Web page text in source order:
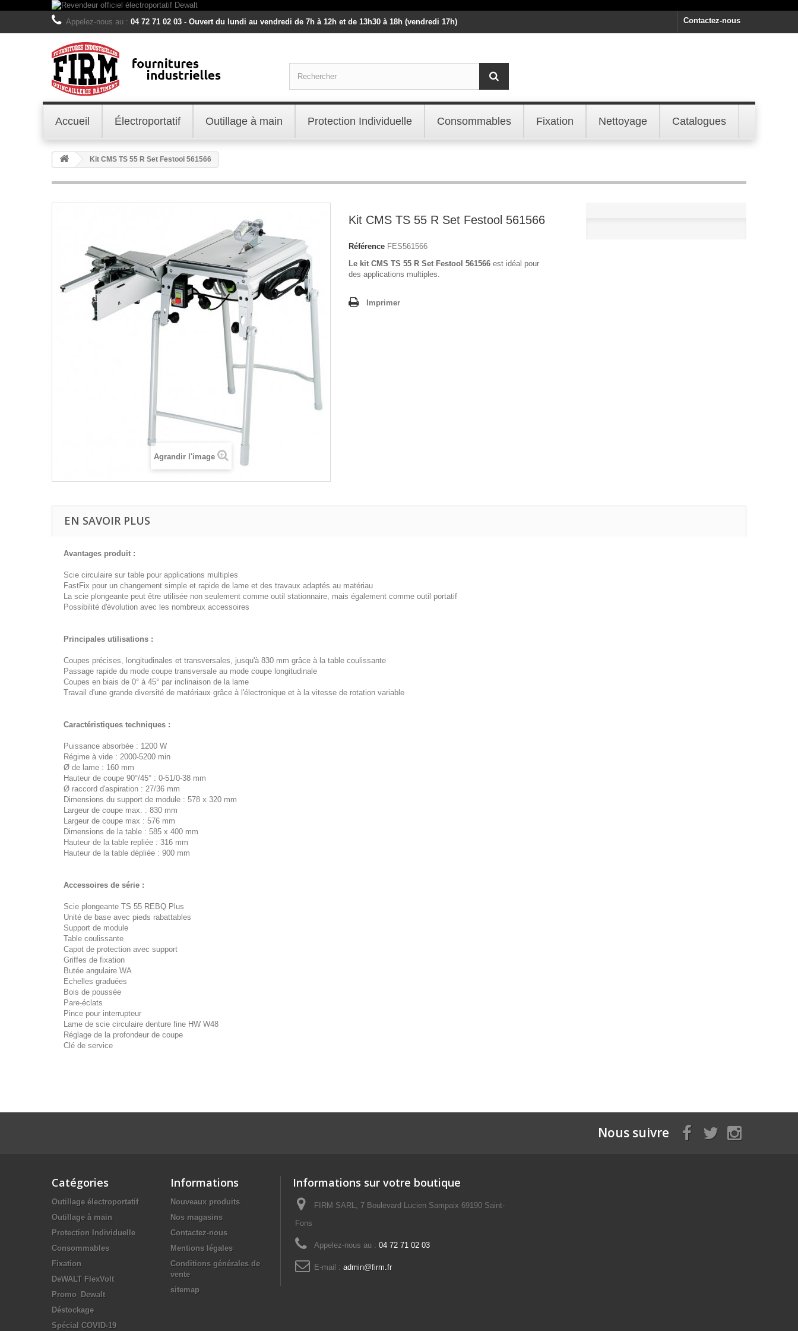
Contactez-nous
Appelez-nous au : 04 72 71 02 03 - Ouvert du lundi au vendredi de 7h à 12h et de 13h30 à 18h (vendredi 17h)
Accueil Électroportatif Outillage à main Protection Individuelle Consommables Fixation Nettoyage Catalogues
Kit CMS TS 55 R Set Festool 561566
Agrandir l'image
Kit CMS TS 55 R Set Festool 561566
Référence FES561566
Le kit CMS TS 55 R Set Festool 561566 est idéal pour
des applications multiples.
Imprimer
EN SAVOIR PLUS
Avantages produit :
Scie circulaire sur table pour applications multiples
FastFix pour un changement simple et rapide de lame et des travaux adaptés au matériau
La scie plongeante peut être utilisée non seulement comme outil stationnaire, mais également comme outil portatif
Possibilité d'évolution avec les nombreux accessoires
Principales utilisations :
Coupes précises, longitudinales et transversales, jusqu'à 830 mm grâce à la table coulissante
Passage rapide du mode coupe transversale au mode coupe longitudinale
Coupes en biais de 0° à 45° par inclinaison de la lame
Travail d'une grande diversité de matériaux grâce à l'électronique et à la vitesse de rotation variable
Caractéristiques techniques :
Puissance absorbée : 1200 W
Régime à vide : 2000-5200 min
Ø de lame : 160 mm
Hauteur de coupe 90°/45° : 0-51/0-38 mm
Ø raccord d'aspiration : 27/36 mm
Dimensions du support de module : 578 x 320 mm
Largeur de coupe max. : 830 mm
Largeur de coupe max : 576 mm
Dimensions de la table : 585 x 400 mm
Hauteur de la table repliée : 316 mm
Hauteur de la table dépliée : 900 mm
Accessoires de série :
Scie plongeante TS 55 REBQ Plus
Unité de base avec pieds rabattables
Support de module
Table coulissante
Capot de protection avec support
Griffes de fixation
Butée angulaire WA
Echelles graduées
Bois de poussée
Pare-éclats
Pince pour interrupteur
Lame de scie circulaire denture fine HW W48
Réglage de la profondeur de coupe
Clé de service
Nous suivre
Catégories
Outillage électroportatif
Outillage à main
Protection Individuelle
Consommables
Fixation
DeWALT FlexVolt
Promo_Dewalt
Déstockage
Spécial COVID-19
Informations
Nouveaux produits
Nos magasins
Contactez-nous
Mentions légales
Conditions générales de
vente
sitemap
Informations sur votre boutique
FIRM SARL, 7 Boulevard Lucien Sampaix 69190 Saint-
Fons
Appelez-nous au : 04 72 71 02 03
E-mail : admin@firm.fr